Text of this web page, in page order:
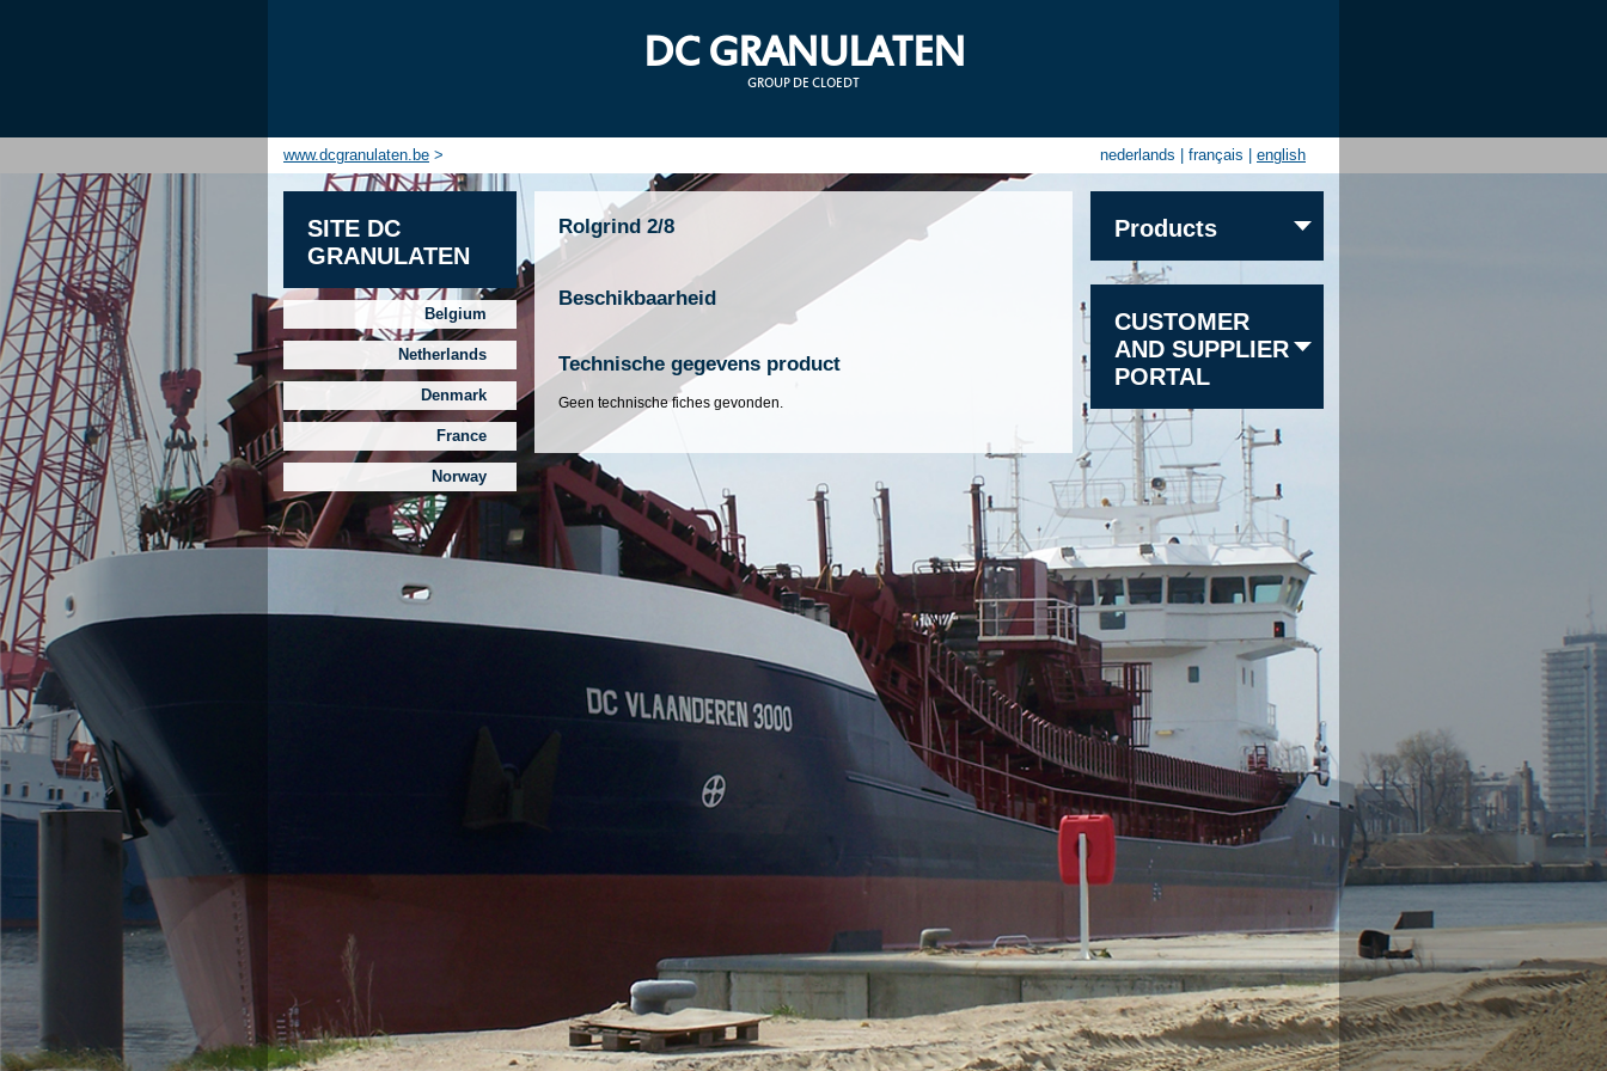
DC GRANULATEN
GROUP DE CLOEDT
www.dcgranulaten.be > nederlands français english
SITE DC
GRANULATEN
Belgium
Netherlands
Denmark
France
Norway
Rolgrind 2/8
Beschikbaarheid
Technische gegevens product
Geen technische fiches gevonden.
Products
Sand
Gravel
Granite
Limestone
Sandstone
Other
Ornamental gravel
CUSTOMER
AND SUPPLIER
PORTAL